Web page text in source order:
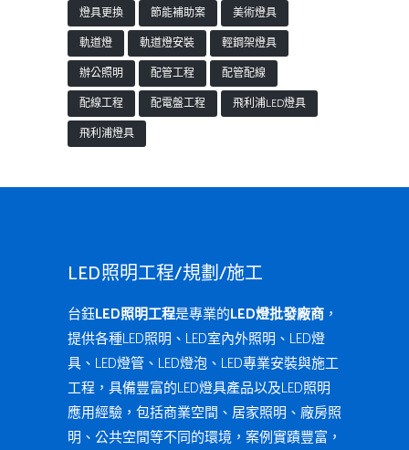
燈具更換
節能補助案
美術燈具
軌道燈
軌道燈安裝
輕鋼架燈具
辦公照明
配管工程
配管配線
配線工程
配電盤工程
飛利浦LED燈具
飛利浦燈具
LED照明工程/規劃/施工
台鈺LED照明工程是專業的LED燈批發廠商 ，
提供各種LED照明、LED室內外照明、LED燈
具、LED燈管、LED燈泡、LED專業安裝與施工
工程，具備豐富的LED燈具產品以及LED照明
應用經驗，包括商業空間、居家照明、廠房照
明、公共空間等不同的環境，案例實蹟豐富，